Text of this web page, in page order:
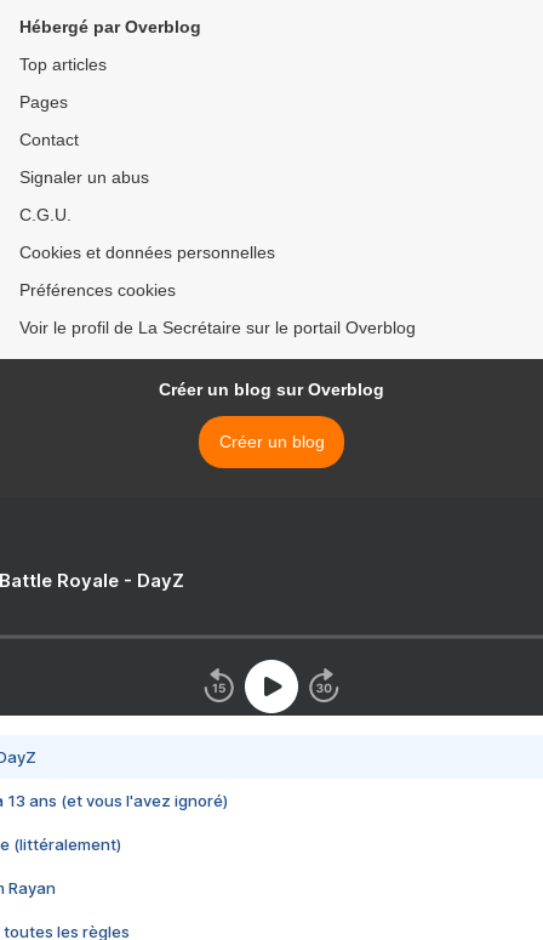
Hébergé par Overblog
Top articles
Pages
Contact
Signaler un abus
C.G.U.
Cookies et données personnelles
Préférences cookies
Voir le profil de La Secrétaire sur le portail Overblog
Créer un blog sur Overblog
Créer un blog
Royale - DayZ
13 ans (et vous l'avez ignoré)
(littéralement)
Rayan
toutes les règles